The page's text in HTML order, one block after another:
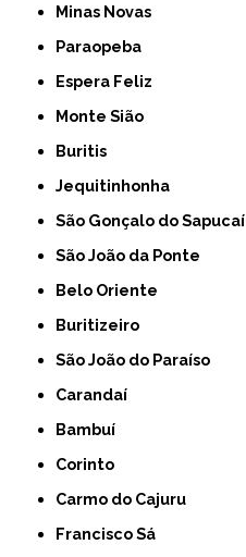
Minas Novas
Paraopeba
Espera Feliz
Monte Sião
Buritis
Jequitinhonha
São Gonçalo do Sapucaí
São João da Ponte
Belo Oriente
Buritizeiro
São João do Paraíso
Carandaí
Bambuí
Corinto
Carmo do Cajuru
Francisco Sá